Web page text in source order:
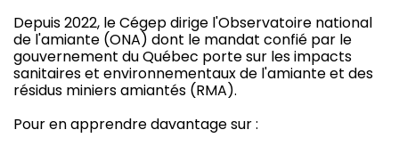
Depuis 2022, le Cégep dirige l'Observatoire national
de l'amiante (ONA) dont le mandat confié par le
gouvernement du Québec porte sur les impacts
sanitaires et environnementaux de l'amiante et des
résidus miniers amiantés (RMA).
Pour en apprendre davantage sur :